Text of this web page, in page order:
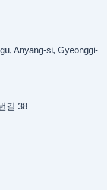
Anyang-si, Gyeonggi-
길 38